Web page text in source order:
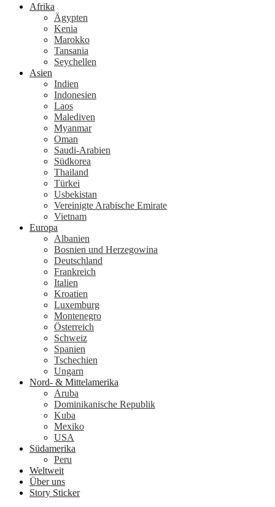
Afrika
Ägypten
Kenia
Marokko
Tansania
Seychellen
Asien
Indien
Indonesien
Laos
Malediven
Myanmar
Oman
Saudi-Arabien
Südkorea
Thailand
Türkei
Usbekistan
Vereinigte Arabische Emirate
Vietnam
Europa
Albanien
Bosnien und Herzegowina
Deutschland
Frankreich
Italien
Kroatien
Luxemburg
Montenegro
Österreich
Schweiz
Spanien
Tschechien
Ungarn
Nord- & Mittelamerika
Aruba
Dominikanische Republik
Kuba
Mexiko
USA
Südamerika
Peru
Weltweit
Über uns
Story Sticker